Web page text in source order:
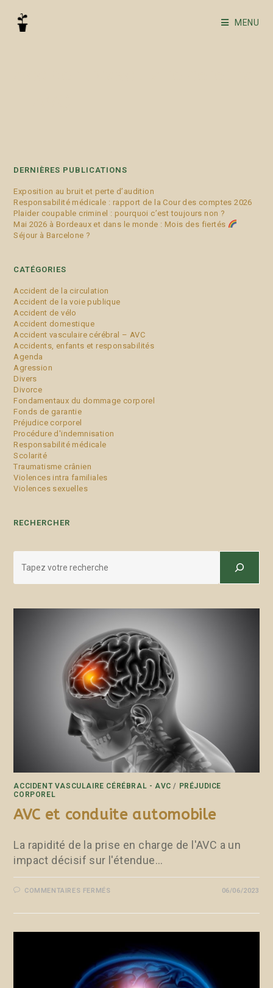
MENU
DERNIÈRES PUBLICATIONS
Exposition au bruit et perte d’audition
Responsabilité médicale : rapport de la Cour des comptes 2026
Plaider coupable criminel : pourquoi c’est toujours non ?
Mai 2026 à Bordeaux et dans le monde : Mois des fiertés
Séjour à Barcelone ?
CATÉGORIES
Accident de la circulation
Accident de la voie publique
Accident de vélo
Accident domestique
Accident vasculaire cérébral – AVC
Accidents, enfants et responsabilités
Agenda
Agression
Divers
Divorce
Fondamentaux du dommage corporel
Fonds de garantie
Préjudice corporel
Procédure d'indemnisation
Responsabilité médicale
Scolarité
Traumatisme crânien
Violences intra familiales
Violences sexuelles
RECHERCHER
ACCIDENT VASCULAIRE CÉRÉBRAL - AVC / PRÉJUDICE
CORPOREL
AVC et conduite automobile
La rapidité de la prise en charge de l'AVC a un
impact décisif sur l'étendue…
COMMENTAIRES FERMÉS 06/06/2023